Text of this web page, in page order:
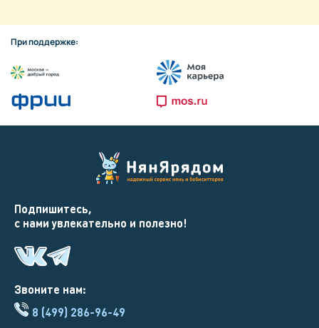
При поддержке:
Звоните нам:
8 (499) 286-96-49
Подпишитесь,
с нами увлекательно и полезно!